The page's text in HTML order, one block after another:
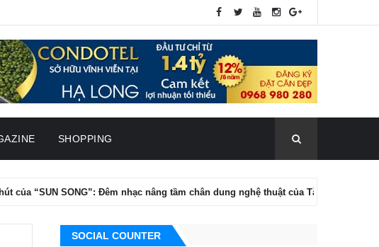
SHOPPING
SONG”: Đêm nhạc nâng tầm chân dung nghệ thuật của Tăng Phúc
SOCIAL COUNTER